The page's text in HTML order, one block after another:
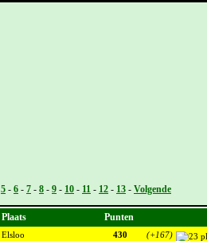
5 - 6 - 7 - 8 - 9 - 10 - 11 - 12 - 13 - Volgende
Plaats Punten
Elsloo 430 (+167)